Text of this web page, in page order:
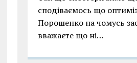
сподіваємось що
Порошенко на чомусь
вважаєте що ні…